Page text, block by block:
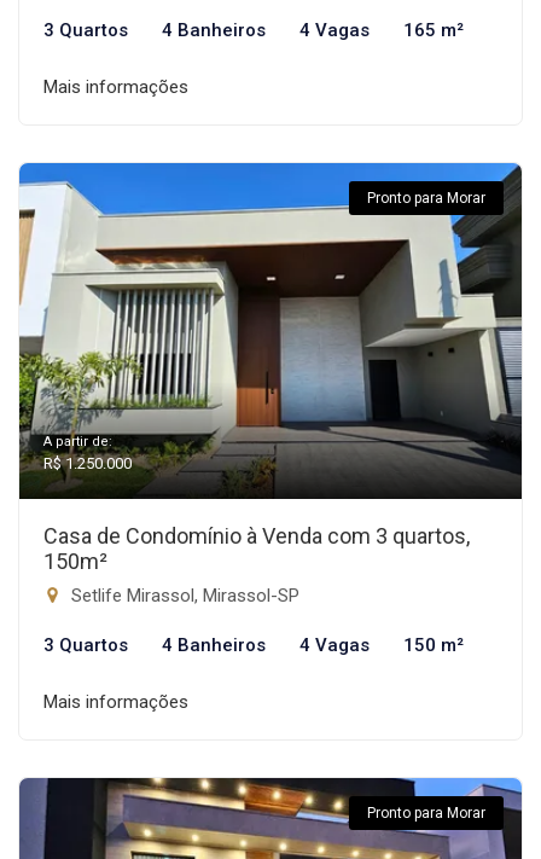
3 Quartos 4 Banheiros 4 Vagas 165 m²
Mais informações
Pronto para Morar
A partir de:
R$ 1.250.000
Casa de Condomínio à Venda com 3 quartos,
150m²
Setlife Mirassol, Mirassol-SP
3 Quartos 4 Banheiros 4 Vagas 150 m²
Mais informações
Pronto para Morar